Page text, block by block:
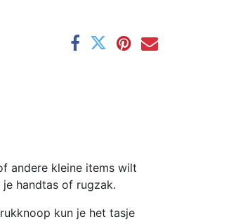
andere kleine items wilt
handtas of rugzak.
kun je het tasje